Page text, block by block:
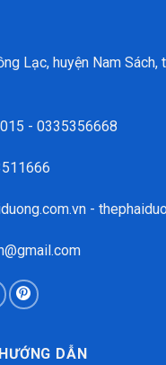
Lạc, huyện Nam Sách,
- 0335356668
-
DẪN